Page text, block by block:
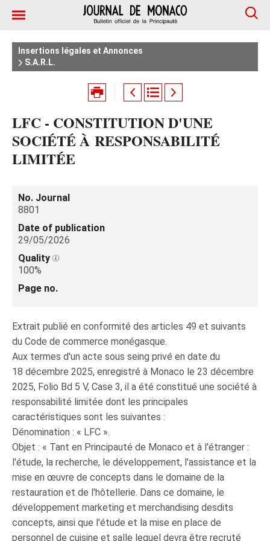
Insertions légales et Annonces
S.A.R.L.
LFC - CONSTITUTION D'UNE
SOCIÉTÉ À RESPONSABILITÉ
LIMITÉE
No. Journal
8801
Date of publication
29/05/2026
Quality
100%
Page no.
Extrait publié en conformité des articles 49 et suivants
du Code de commerce monégasque.
Aux termes d'un acte sous seing privé en date du
18 décembre 2025, enregistré à Monaco le 23 décembre
2025, Folio Bd 5 V, Case 3, il a été constitué une société à
responsabilité limitée dont les principales
caractéristiques sont les suivantes :
Dénomination : « LFC ».
Objet : « Tant en Principauté de Monaco et à l'étranger :
l'étude, la recherche, le développement, l'assistance et la
mise en œuvre de concepts dans le domaine de la
restauration et de l'hôtellerie. Dans ce domaine, le
développement marketing et merchandising desdits
concepts, ainsi que l'étude et la mise en place de
personnel de cuisine et salle lequel devra être recruté